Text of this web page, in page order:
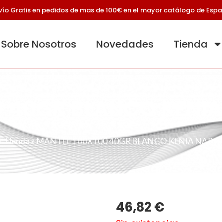
Gratis en pedidos de mas de 100€ en el mayor catálogo de
Sobre Nosotros Novedades Tienda
40GR BLANCO
»Tienda»MANTEL 100X100 40GR BLANCO KENIA
46,82€